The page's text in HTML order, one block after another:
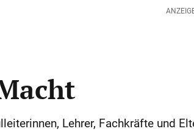
Lehrer, Fachkräfte und